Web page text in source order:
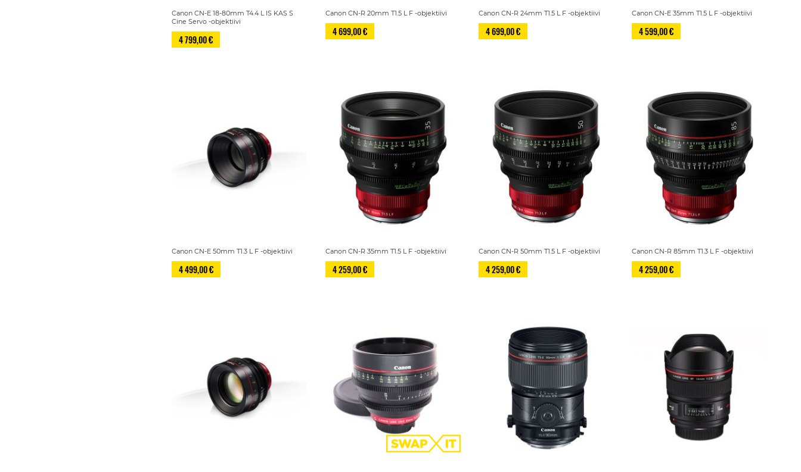
Canon CN-E 18-80mm T4.4 L IS KAS S
Cine Servo -objektiivi
4 799,00 €
Canon CN-R 20mm T1.5 L F -objektiivi
4 699,00 €
Canon CN-R 24mm T1.5 L F -objektiivi
4 699,00 €
Canon CN-E 35mm T1.5 L F -objektiivi
4 599,00 €
Canon CN-E 50mm T1.3 L F -objektiivi
4 499,00 €
Canon CN-R 35mm T1.5 L F -objektiivi
4 259,00 €
Canon CN-R 50mm T1.5 L F -objektiivi
4 259,00 €
Canon CN-R 85mm T1.3 L F -objektiivi
4 259,00 €